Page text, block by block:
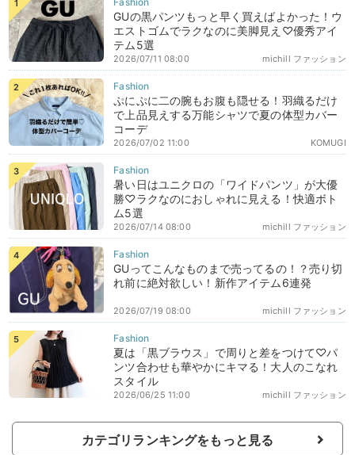
GUの黒パンツもっと早く買えばよかった！ウ
エストゴムでラクなのに美脚見え♡優秀アイ
テム5選
michill ファッション
2026/07/11 08:00
ぷにぷに二の腕もお腹も隠せる！羽織るだけ
で上品見えする万能シャツで夏の体型カバー
コーデ
KOMUGI
2026/07/02 11:00
暑い日はユニクロの「ワイドパンツ」が大優
勝♡ラクなのにおしゃれに見える！快適ボト
ム5選
michill ファッション
2026/07/14 08:00
GUってこんなものまで売ってるの！？売り切
れ前に絶対欲しい！新作アイテム6連発
michill ファッション
2026/07/19 08:00
夏は「黒ブラウス」で周りと差をつけて♡パ
ンツ合わせも華やかにキマる！大人のこなれ
スタイル
michill ファッション
2026/06/25 11:00
カテゴリランキングをもっと見る